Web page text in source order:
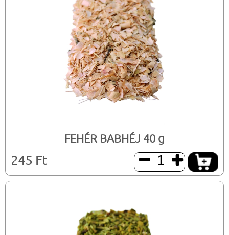
FEHÉR BABHÉJ 40 g
245 Ft  